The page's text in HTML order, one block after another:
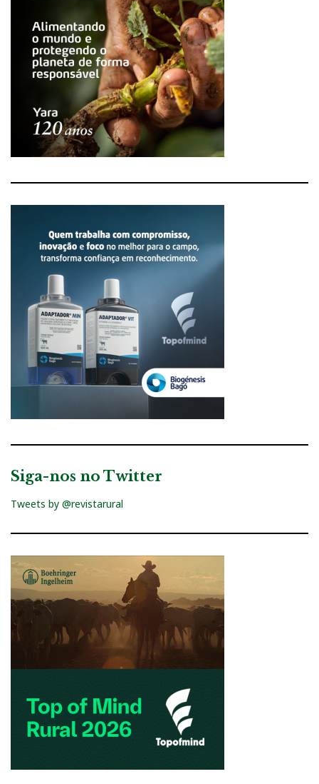
Siga-nos no Twitter
Tweets by @revistarural